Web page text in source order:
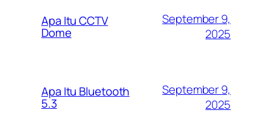
Apa Itu CCTV
Dome
September 9,
2025
Apa Itu Bluetooth
5.3
September 9,
2025